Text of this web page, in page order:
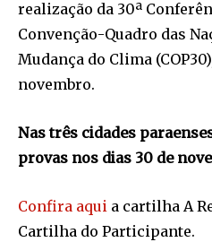
realização da 30ª
Convenção-Quadro das
Mudança do Clima
novembro.
Nas três cidades
provas nos dias 30 de
Confira aqui a cartilha A
Cartilha do Participante.